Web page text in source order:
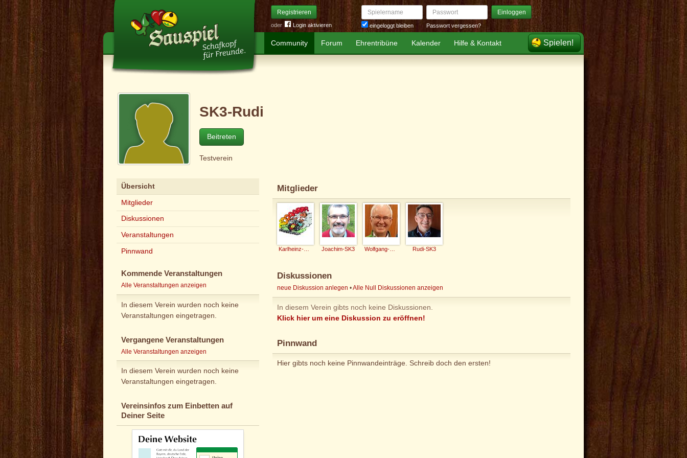
Registrieren
oder Login aktivieren
Spielername
eingeloggt bleiben
Passwort Einloggen
Passwort vergessen?
Community Forum Ehrentribüne Kalender Hilfe & Kontakt Spielen!
SK3-Rudi
Beitreten
Testverein
Übersicht
Mitglieder
Diskussionen
Veranstaltungen
Pinnwand
Kommende Veranstaltungen
Alle Veranstaltungen anzeigen
In diesem Verein wurden noch keine
Veranstaltungen eingetragen.
Vergangene Veranstaltungen
Alle Veranstaltungen anzeigen
In diesem Verein wurden noch keine
Veranstaltungen eingetragen.
Vereinsinfos zum Einbetten auf
Deiner Seite
Mitglieder
Karlheinz-SK3 Joachim-SK3 Wolfgang-SK3 Rudi-SK3
Diskussionen
neue Diskussion anlegen •Alle Null Diskussionen anzeigen
In diesem Verein gibts noch keine Diskussionen.
Klick hier um eine Diskussion zu eröffnen!
Pinnwand
Hier gibts noch keine Pinnwandeinträge. Schreib doch den ersten!